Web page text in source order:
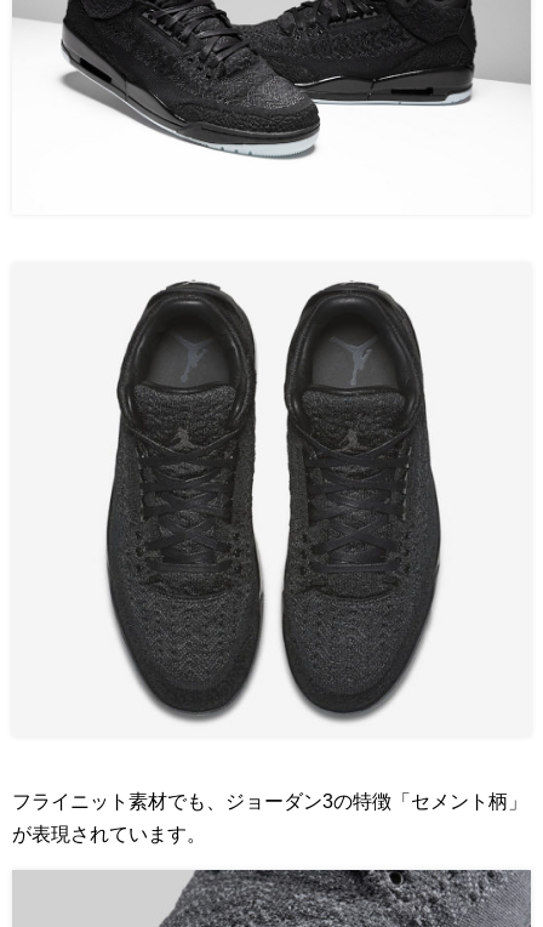
フライニット素材でも、ジョーダン3の特徴「セメント柄」
が表現されています。